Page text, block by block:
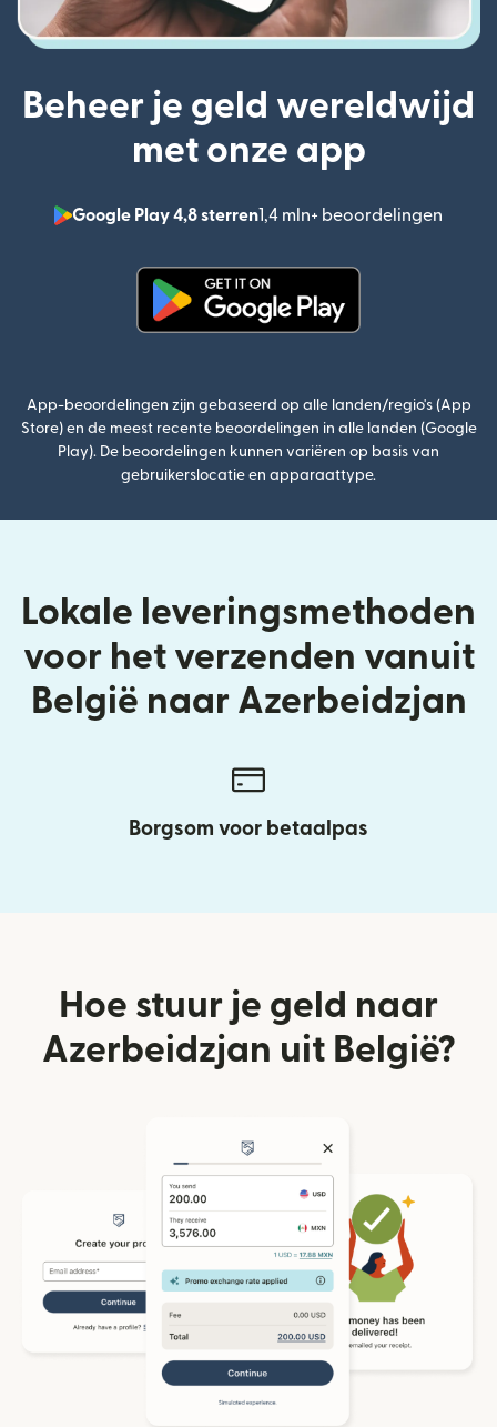
Beheer je geld wereldwijd
met onze app
Google Play 4,8 sterren1,4 mln+ beoordelingen
App-beoordelingen zijn gebaseerd op alle landen/regio's (App
Store) en de meest recente beoordelingen in alle landen (Google
Play). De beoordelingen kunnen variëren op basis van
gebruikerslocatie en apparaattype.
Lokale leveringsmethoden
voor het verzenden vanuit
België naar Azerbeidzjan
Borgsom voor betaalpas
Hoe stuur je geld naar
Azerbeidzjan uit België?